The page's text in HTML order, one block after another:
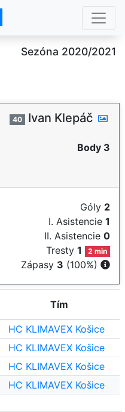
Sezóna 2020/2021
40 Ivan Klepáč
Body 3
Góly 2
I. Asistencie 1
II. Asistencie 0
Tresty1 2 min
Zápasy 3 (100%)
Tím
HC KLIMAVEX Košice
HC KLIMAVEX Košice
HC KLIMAVEX Košice
HC KLIMAVEX Košice